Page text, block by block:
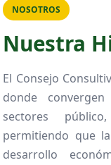
NOSOTROS
Nuestra
El Consejo
donde
sectores
permitiendo que
desarrollo